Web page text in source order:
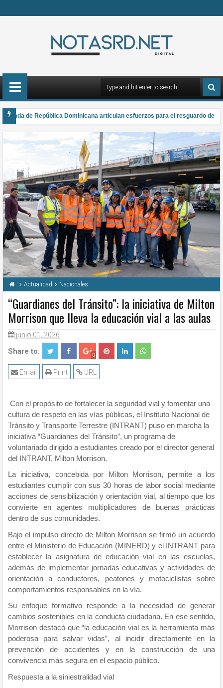
de República Dominicana articulan esfuerzos para el resguardo del
el Premio Anual Nacional de Poesía Salomé Ureña de Henríquez 2026
Actualidad Nacionales
“Guardianes del Tránsito”: la iniciativa de Milton
Morrison que lleva la educación vial a las aulas
junio 01, 2026
Share to: 0
URL
Print
Email
Con el propósito de fortalecer la seguridad vial y fomentar una
cultura de respeto en las vías públicas, el Instituto Nacional de
Tránsito y Transporte Terrestre (INTRANT) puso en marcha la
iniciativa “Guardianes del Tránsito”, un programa de
voluntariado dirigido a estudiantes creado por el director general
del INTRANT, Milton Morrison.
La iniciativa, concebida por Milton Morrison, permite a los
estudiantes cumplir con sus 30 horas de labor social mediante
acciones de sensibilización y orientación vial, al tiempo que los
convierte en agentes multiplicadores de buenas prácticas
dentro de sus comunidades.
Bajo el impulso directo de Milton Morrison se firmó un acuerdo
entre el Ministerio de Educación (MINERD) y el INTRANT para
establecer la asignatura de educación vial en las escuelas,
además de implementar jornadas educativas y actividades de
orientación a conductores, peatones y motociclistas sobre
comportamientos responsables en la vía.
Su enfoque formativo responde a la necesidad de generar
cambios sostenibles en la conducta ciudadana. En ese sentido,
Morrison destacó que “la educación vial es la herramienta más
poderosa para salvar vidas”, al incidir directamente en la
prevención de accidentes y en la construcción de una
convivencia más segura en el espacio público.
Respuesta a la siniestralidad vial